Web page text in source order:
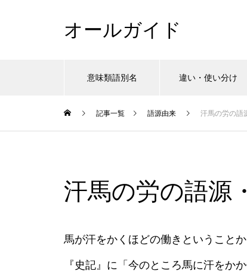
オールガイド
意味類語別名 違い・使い分け
記事一覧 語源由来 汗馬の労の語
汗馬の労の語源
馬が汗をかくほどの働きということか
『史記』に「今のところ馬に汗をか